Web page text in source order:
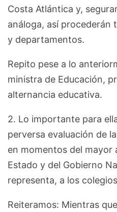
Costa Atlántica y,
análoga, así procederán
y departamentos.
Repito pese a lo
ministra de Educación,
alternancia educativa.
2. Lo importante para
perversa evaluación de
en momentos del mayor
Estado y del Gobierno
representa, a los
Reiteramos: Mientras